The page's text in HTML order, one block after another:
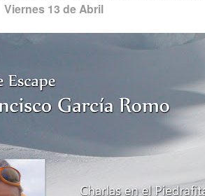
Viernes 13 de Abril